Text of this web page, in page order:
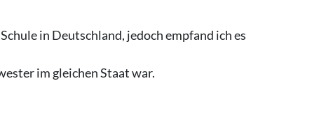
in Deutschland, jedoch empfand ich es
im gleichen Staat war.